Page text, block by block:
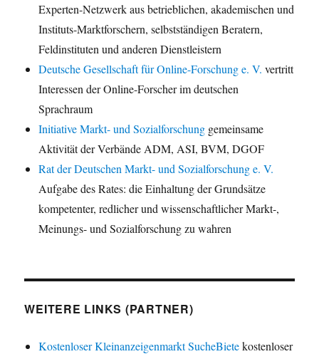
Experten-Netzwerk aus betrieblichen, akademischen und
Instituts-Marktforschern, selbstständigen Beratern,
Feldinstituten und anderen Dienstleistern
Deutsche Gesellschaft für Online-Forschung e. V. vertritt
Interessen der Online-Forscher im deutschen
Sprachraum
Initiative Markt- und Sozialforschung gemeinsame
Aktivität der Verbände ADM, ASI, BVM, DGOF
Rat der Deutschen Markt- und Sozialforschung e. V.
Aufgabe des Rates: die Einhaltung der Grundsätze
kompetenter, redlicher und wissenschaftlicher Markt-,
Meinungs- und Sozialforschung zu wahren
WEITERE LINKS (PARTNER)
Kostenloser Kleinanzeigenmarkt SucheBietekostenloser